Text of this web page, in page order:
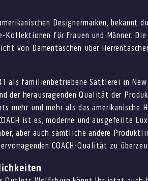
Designermarken, bekannt
Kollektionen für Frauen und Männer.
von Damentaschen über
als familienbetriebene Sattlerei in New
der herausragenden Qualität der
mehr und mehr als das amerikanische
ist es, moderne und ausgefeilte
aber auch sämtliche andere
COACH-Qualität zu